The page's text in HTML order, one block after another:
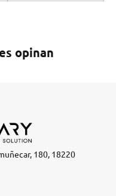
opinan
180, 18220